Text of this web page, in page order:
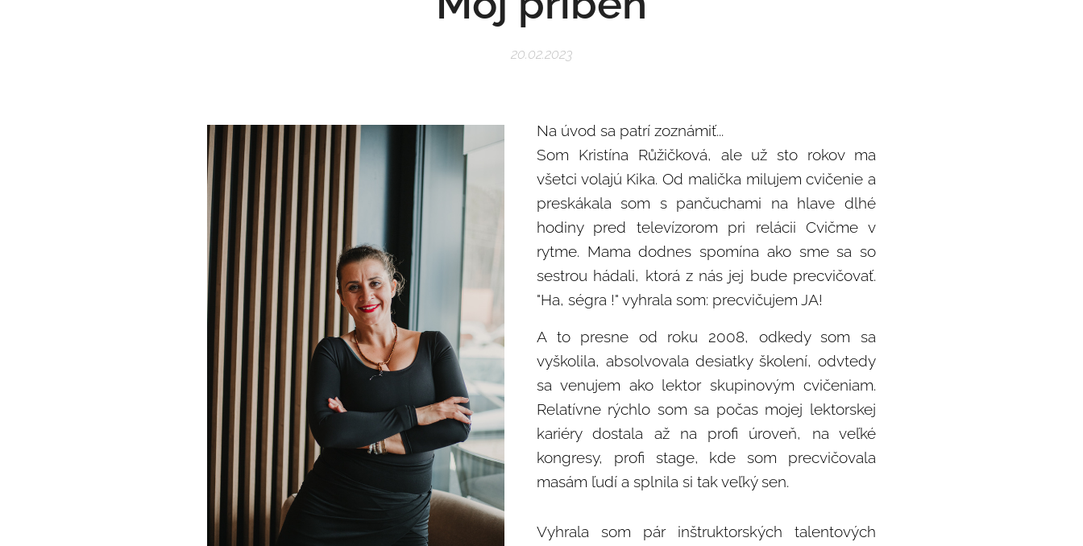
20.02.2023
Na úvod sa patrí zoznámiť...
Som Kristína Růžičková, ale už sto rokov ma
všetci volajú Kika. Od malička milujem cvičenie a
preskákala som s pančuchami na hlave dlhé
hodiny pred televízorom pri relácii Cvičme v
rytme. Mama dodnes spomína ako sme sa so
sestrou hádali, ktorá z nás jej bude precvičovať.
"Ha, ségra !" vyhrala som: precvičujem JA!
A to presne od roku 2008, odkedy som sa
vyškolila, absolvovala desiatky školení, odvtedy
sa venujem ako lektor skupinovým cvičeniam.
Relatívne rýchlo som sa počas mojej lektorskej
kariéry dostala až na profi úroveň, na veľké
kongresy, profi stage, kde som precvičovala
masám ľudí a splnila si tak veľký sen.
Vyhrala som pár inštruktorských talentových